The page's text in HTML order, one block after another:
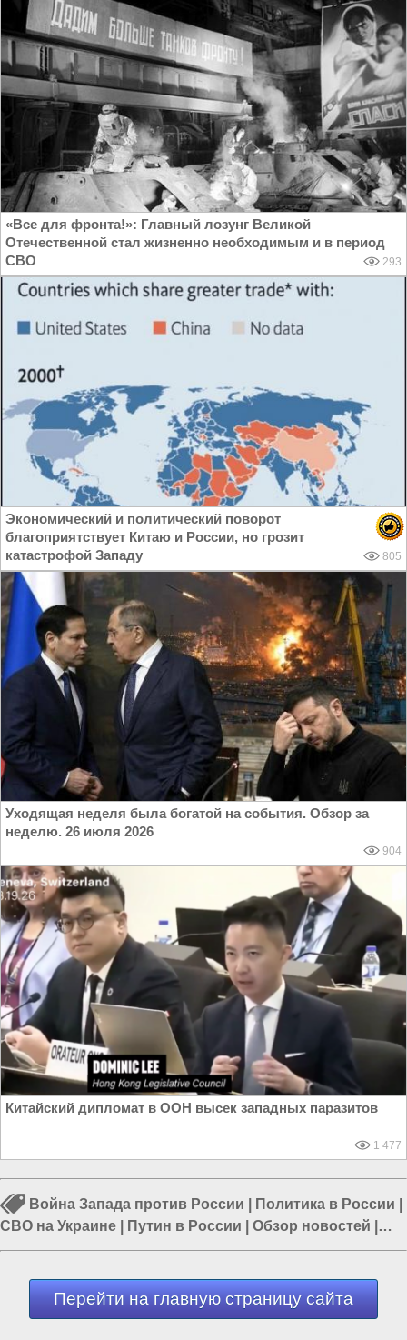
«Все для фронта!»: Главный лозунг Великой
Отечественной стал жизненно необходимым и в период
СВО
293
Экономический и политический поворот
благоприятствует Китаю и России, но грозит
катастрофой Западу
805
Уходящая неделя была богатой на события. Обзор за
неделю. 26 июля 2026
904
Китайский дипломат в ООН высек западных паразитов
1 477
Война Запада против России Политика в России
СВО на Украине
Путин в России Обзор новостей
Внешняя политика России|Дикий Запад
Перейти на главную страницу сайта